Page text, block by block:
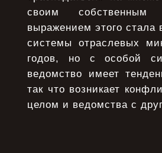
своим собственным
выражением этого стала
системы отраслевых
годов, но с особой
ведомство имеет
так что возникает
целом и ведомства с